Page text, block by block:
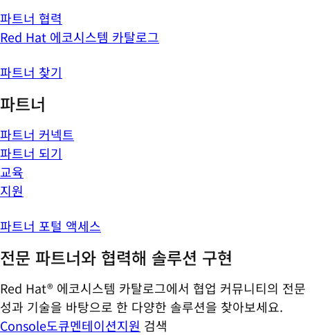
파트너 협력
Red Hat 에코시스템 카탈로그
파트너 찾기
파트너
파트너 커넥트
파트너 되기
교육
지원
파트너 포털 액세스
전문 파트너와 협력해 솔루션 구현
Red Hat® 에코시스템 카탈로그에서 협업 커뮤니티의 전문
성과 기술을 바탕으로 한 다양한 솔루션을 찾아보세요.
Console도큐멘테이션지원 검색